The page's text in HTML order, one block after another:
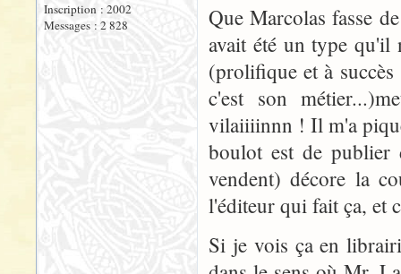
Inscription : 2002
Messages : 2 828
Que Marcolas fasse
avait été un type qu'il
(prolifique et à
c'est son
vilaiiiinnn ! Il m'a
boulot est de publier
vendent) décore la
l'éditeur qui fait ça, et
Si je vois ça en